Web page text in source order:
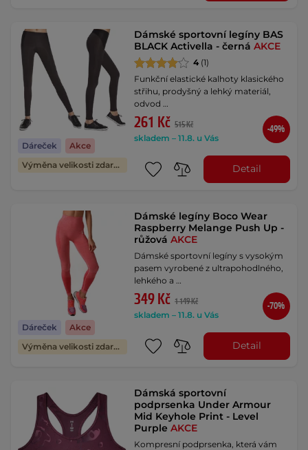
Dáreček
Akce
Výměna velikosti zdarma
Dámské sportovní legíny BAS
BLACK Activella - černáAKCE
4 (1)
Funkční elastické kalhoty klasického
střihu, prodyšný a lehký materiál,
odvod …
261 Kč 515 Kč
skladem – 11.8. u Vás
-49%
Detail
Dáreček
Akce
Výměna velikosti zdarma
Dámské legíny Boco Wear
Raspberry Melange Push Up -
růžováAKCE
Dámské sportovní legíny s vysokým
pasem vyrobené z ultrapohodlného,
lehkého a …
349 Kč 1 149 Kč
skladem – 11.8. u Vás
-70%
Detail
Dámská sportovní
podprsenka Under Armour
Mid Keyhole Print - Level
PurpleAKCE
Kompresní podprsenka, která vám